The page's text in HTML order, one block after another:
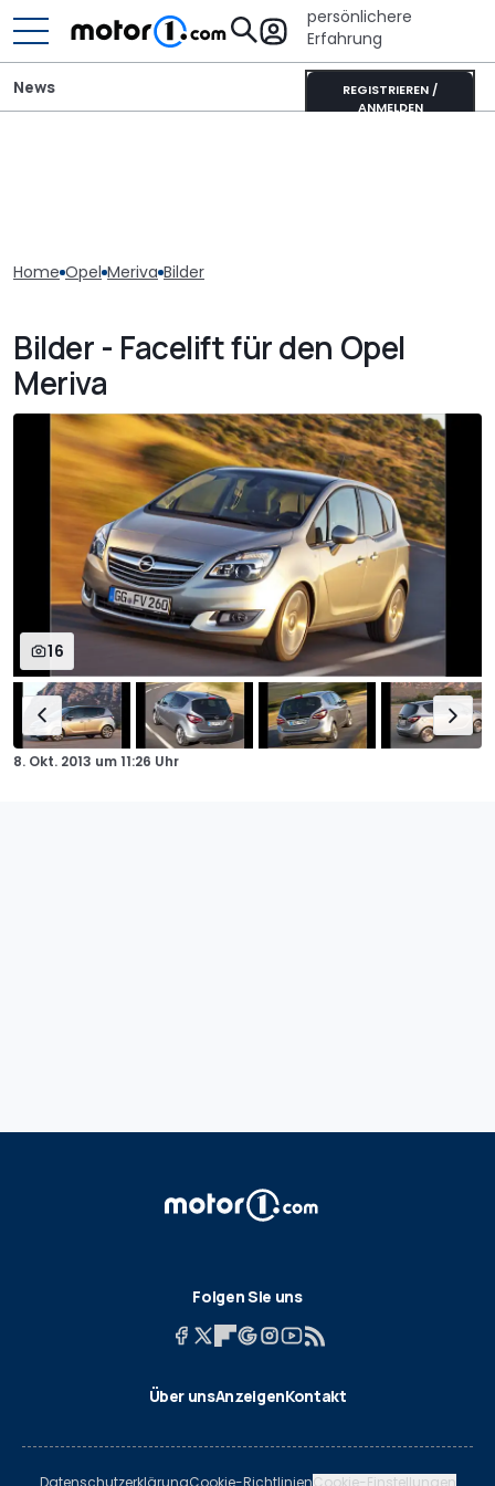
persönlichere
Erfahrung
REGISTRIEREN /
ANMELDEN
News
Home Opel Meriva Bilder
Bilder - Facelift für den Opel
Meriva
16
8. Okt. 2013 um11:26 Uhr
Folgen Sie uns
Über unsAnzeigenKontakt